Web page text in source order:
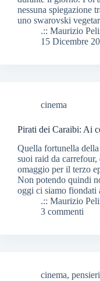
nessuna spiegazione
uno swarovski
.:: Maurizio
15 Dicembre
cinema
Pirati dei Caraibi: Ai
Quella fortunella
suoi raid da
omaggio per il terzo
Non potendo quindi
oggi ci siamo
.:: Maurizio
3 commenti
cinema,